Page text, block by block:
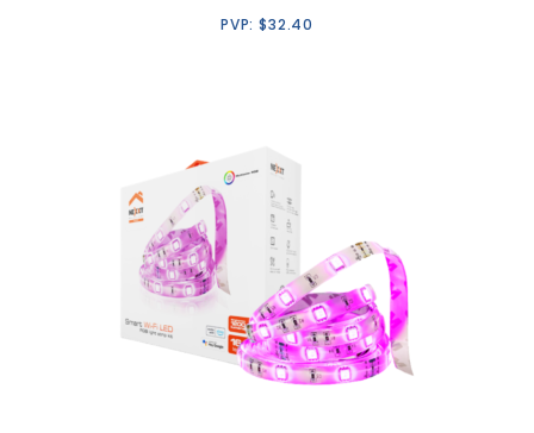
PVP:$32.40